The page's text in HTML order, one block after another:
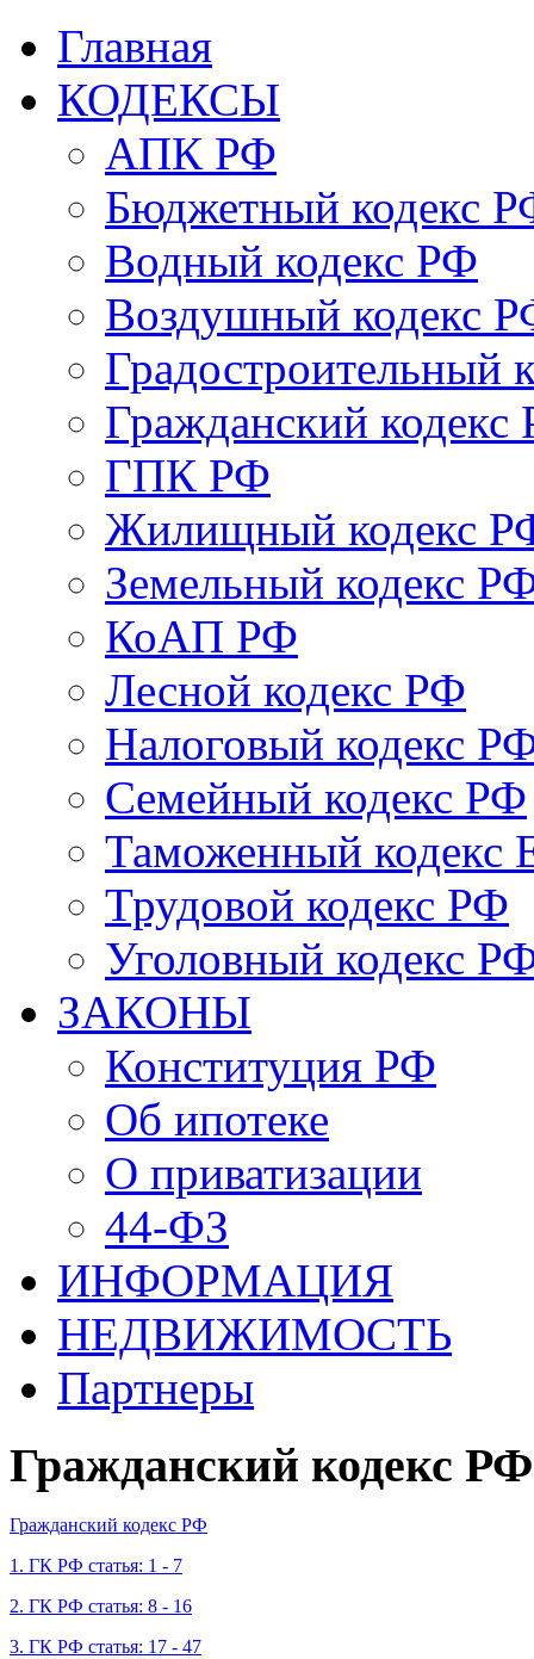
Главная
КОДЕКСЫ
АПК РФ
Бюджетный кодекс
Водный кодекс РФ
Воздушный кодекс
Градостроительный
Гражданский кодекс
ГПК РФ
Жилищный кодекс
Земельный кодекс
КоАП РФ
Лесной кодекс РФ
Налоговый кодекс
Семейный кодекс РФ
Таможенный
Трудовой кодекс РФ
Уголовный кодекс
ЗАКОНЫ
Конституция РФ
Об ипотеке
О приватизации
44-ФЗ
ИНФОРМАЦИЯ
НЕДВИЖИМОСТЬ
Партнеры
Гражданский кодекс РФ
Гражданский кодекс РФ
1. ГК РФ статья: 1 - 7
2. ГК РФ статья: 8 - 16
3. ГК РФ статья: 17 - 47